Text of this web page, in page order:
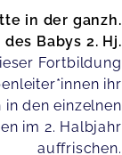
in der ganzh.
Babys 2. Hj.
Fortbildung
ihr
in den einzelnen
im 2. Halbjahr
auffrischen.